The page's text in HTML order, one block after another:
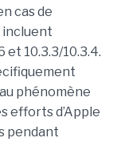
cas de
incluent
et 10.3.3/10.3.4.
phénomène
efforts d’Apple
pendant